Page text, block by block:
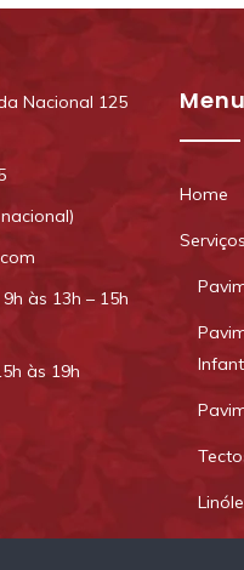
Nacional 125
às 13h – 15h
às 19h
Home